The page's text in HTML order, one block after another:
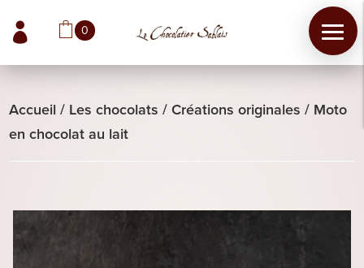
0

Accueil / Les chocolats /Créations originales / Moto
en chocolat au lait